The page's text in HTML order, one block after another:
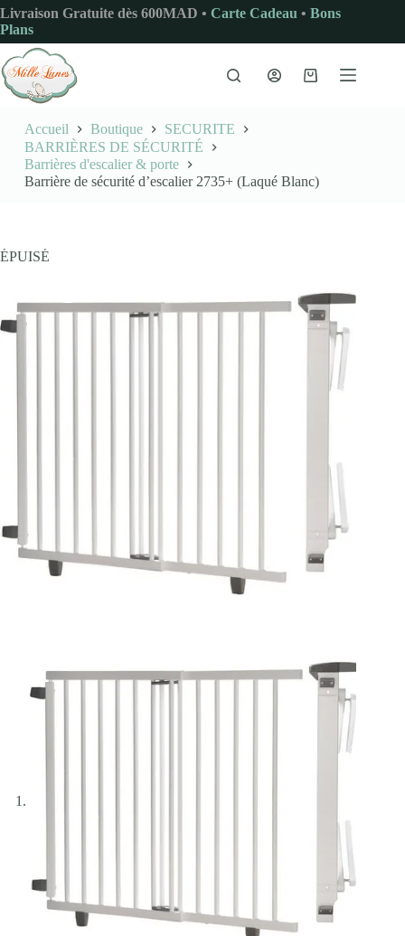
Passer
au
contenu
Livraison Gratuite dès 600MAD • Carte Cadeau • Bons
Plans
Panier
Accueil Boutique
SECURITE
BARRIÈRES DE SÉCURITÉ
Barrières d'escalier & porte
Barrière de sécurité d’escalier 2735+ (Laqué Blanc)
ÉPUISÉ